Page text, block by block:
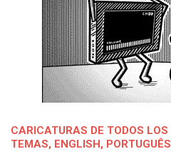
CARICATURAS DE TODOS LOS
TEMAS, ENGLISH, PORTUGUÊS